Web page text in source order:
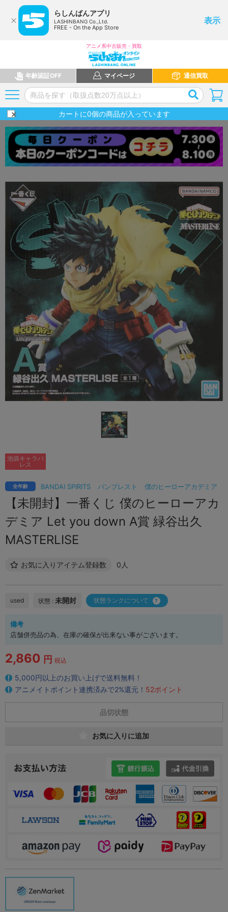
らしんばんアプリ
LASHINBANG Co.,Ltd.
FREE - On the App Store
表示
アニメ系中古販売・買取
年齢認証OFF マイページ 通信買取
カートに0個の商品が入っています
BANDAI SPIRITS バンプレスト 僕のヒーローアカデミア
全年齢
【未開封】一番くじ 僕のヒーローアカ
デミア Let you down A賞 緑谷出久
MASTERLISE
お気に入りアイテム登録数 0人
池袋キャラパ
レス
used 状態 : 未開封 状態ランクについて
備考
店舗併売品の為、在庫の確保が出来ない事がございます。
2,860 円 税込
5,000円以上のお買い上げで送料無料！
アニメイトポイント連携済みで2%還元！ 52ポイント
品切状態
お気に入りに追加